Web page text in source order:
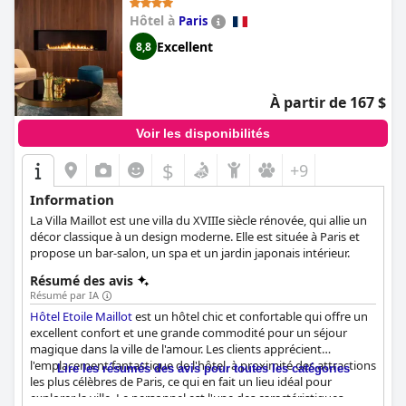
satisfaisants tout au long de leur séjour.
Les chambres de l'Hôtel Sleeping Belle sont décrites comme
confortables, élégantes, propres et équipées d'équipements
modernes tels que des machines Nespresso. Bien que
compactes, ces chambres sont typiques de Paris et très
appréciées pour leur confort et leur utilisation efficace de
l'espace. Certains clients ont signalé des problèmes occasionnels
avec la taille et l'agencement des chambres, mais cela a
généralement été éclipsé par l'impression générale positive de
propreté et de confort.
Le point fort des commentaires sur l'hôtel est sa propreté, les
chambres étant constamment décrites comme impeccables. Le
nettoyage quotidien et l'attention portée aux normes d'hygiène
sont très appréciés, garantissant un environnement confortable
et moderne pour les clients.
Le personnel de l'Hôtel Sleeping Belle reçoit constamment des
notes élevées pour sa gentillesse, son serviabilité et son
professionnalisme. Les clients apprécient l'atmosphère
accueillante et arrangeante créée par le personnel attentif, ce
qui améliore considérablement leur expérience. L'attention
personnalisée et les recommandations locales du personnel
Hôtel à Paris
8,8 Excellent
À partir de 167 $
Voir les disponibilités
$ +9
Information
La Villa Maillot est une villa du XVIIIe siècle rénovée, qui allie un
décor classique à un design moderne. Elle est située à Paris et
propose un bar-salon, un spa et un jardin japonais intérieur.
Résumé des avis
Résumé par IA
Hôtel Etoile Maillotest un hôtel chic et confortable qui offre un
excellent confort et une grande commodité pour un séjour
magique dans la ville de l'amour. Les clients apprécient
l'emplacement fantastique de l'hôtel, à proximité des attractions
les plus célèbres de Paris, ce qui en fait un lieu idéal pour
explorer la ville. Le personnel est l'une des caractéristiques
Lire les résumés des avis pour toutes les catégories